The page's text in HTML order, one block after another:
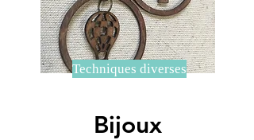
Techniques diverses
Bijoux